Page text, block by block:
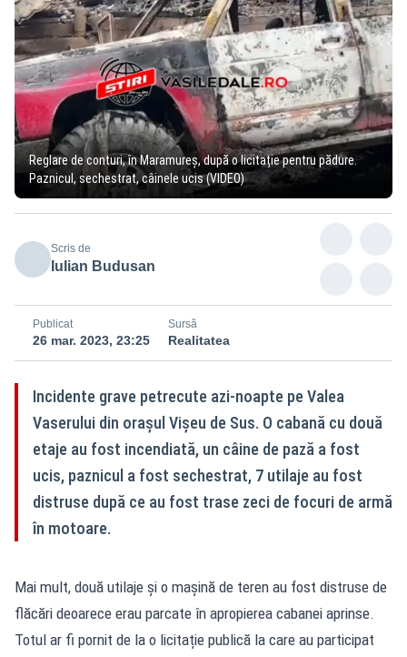
Reglare de conturi, în Maramureș, după o licitație pentru pădure.
Paznicul, sechestrat, câinele ucis (VIDEO)
Scris de
Iulian Budusan
Publicat
26 mar. 2023, 23:25
Sursă
Realitatea
Incidente grave petrecute azi-noapte pe Valea
Vaserului din orașul Vișeu de Sus. O cabană cu două
etaje au fost incendiată, un câine de pază a fost
ucis, paznicul a fost sechestrat, 7 utilaje au fost
distruse după ce au fost trase zeci de focuri de armă
în motoare.
Mai mult, două utilaje și o mașină de teren au fost distruse de
flăcări deoarece erau parcate în apropierea cabanei aprinse.
Totul ar fi pornit de la o licitație publică la care au participat